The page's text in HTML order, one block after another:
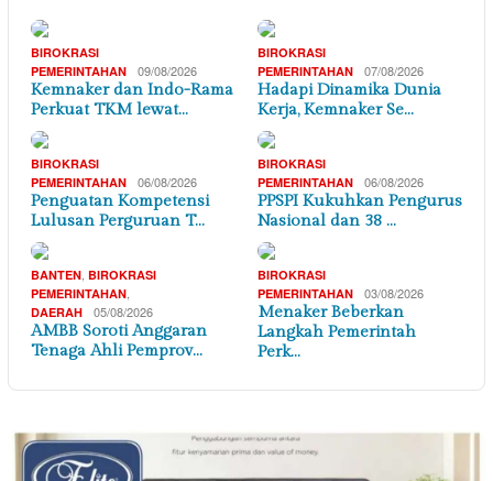
BIROKRASI
PEMERINTAHAN
09/08/2026
Kemnaker dan Indo-Rama
Perkuat TKM lewat…
BIROKRASI
PEMERINTAHAN
07/08/2026
Hadapi Dinamika Dunia
Kerja, Kemnaker Se…
BIROKRASI
PEMERINTAHAN
06/08/2026
Penguatan Kompetensi
Lulusan Perguruan T…
BIROKRASI
PEMERINTAHAN
06/08/2026
PPSPI Kukuhkan Pengurus
Nasional dan 38 …
BANTEN BIROKRASI
PEMERINTAHAN
DAERAH 05/08/2026
AMBB Soroti Anggaran
Tenaga Ahli Pemprov…
BIROKRASI
PEMERINTAHAN
03/08/2026
Menaker Beberkan
Langkah Pemerintah
Perk…